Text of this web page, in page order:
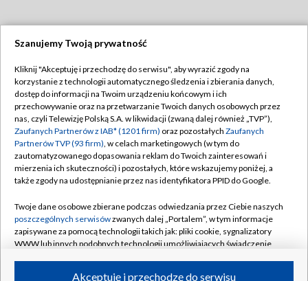
TVP
Abonament TVP
Emisja w TVP
Centrum informacji TVP
Naziemna Telewizja Cyfrowa
Rada Programowa
System NOS
Informacje o nadawcy
Regulamin TVP
Polityka prywatności
Moje zgody
Pomoc
Kontakt
Kanały
Szanujemy Twoją prywatność
Kliknij "Akceptuję i przechodzę do serwisu", aby wyrazić zgody na
korzystanie z technologii automatycznego śledzenia i zbierania danych,
dostęp do informacji na Twoim urządzeniu końcowym i ich
przechowywanie oraz na przetwarzanie Twoich danych osobowych przez
nas, czyli Telewizję Polską S.A. w likwidacji (zwaną dalej również „TVP”),
Zaufanych Partnerów z IAB* (1201 firm) oraz pozostałych Zaufanych
Partnerów TVP (93 firm), w celach marketingowych (w tym do
zautomatyzowanego dopasowania reklam do Twoich zainteresowań i
mierzenia ich skuteczności) i pozostałych, które wskazujemy poniżej, a
także zgody na udostępnianie przez nas identyfikatora PPID do Google.
Twoje dane osobowe zbierane podczas odwiedzania przez Ciebie naszych
poszczególnych serwisówzwanych dalej „Portalem”, w tym informacje
zapisywane za pomocą technologii takich jak: pliki cookie, sygnalizatory
WWW lub innych podobnych technologii umożliwiających świadczenie
Akceptuję i przechodzę do serwisu